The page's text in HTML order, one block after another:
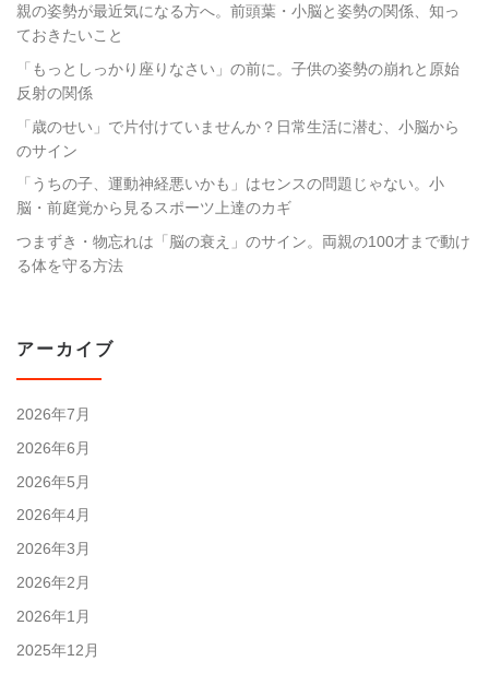
親の姿勢が最近気になる方へ。前頭葉・小脳と姿勢の関係、知っ
ておきたいこと
「もっとしっかり座りなさい」の前に。子供の姿勢の崩れと原始
反射の関係
「歳のせい」で片付けていませんか？日常生活に潜む、小脳から
のサイン
「うちの子、運動神経悪いかも」はセンスの問題じゃない。小
脳・前庭覚から見るスポーツ上達のカギ
つまずき・物忘れは「脳の衰え」のサイン。両親の100才まで動け
る体を守る方法
アーカイブ
2026年7月
2026年6月
2026年5月
2026年4月
2026年3月
2026年2月
2026年1月
2025年12月